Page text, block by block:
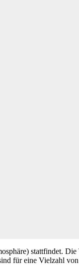
stattfindet.
für eine Vielzahl